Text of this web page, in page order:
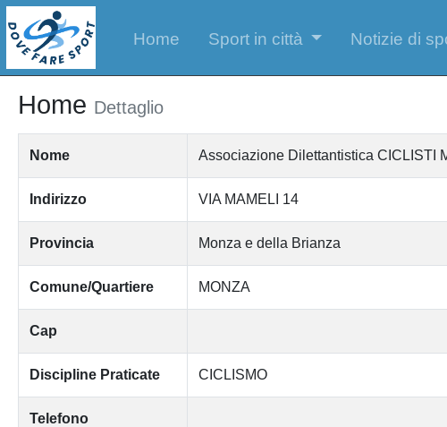
Home Sport in città Notizie di
Home Dettaglio
Nome Associazione Dilettantistica CICLISTI
Indirizzo VIA MAMELI 14
Provincia Monza e della Brianza
Comune/Quartiere MONZA
Cap
Discipline Praticate CICLISMO
Telefono